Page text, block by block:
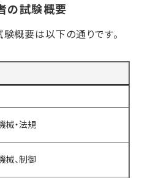
の試験概要
概要は以下の通りです。
械・法規
械、制御